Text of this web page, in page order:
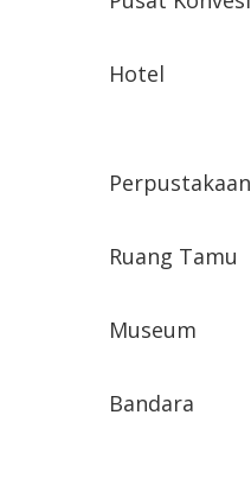
Hotel
Perpustakaan
Ruang Tamu
Museum
Bandara